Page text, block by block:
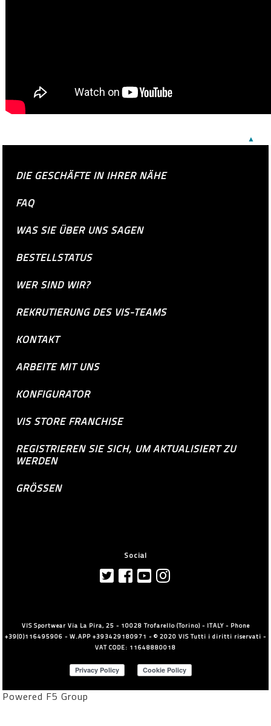
▲
DIE GESCHÄFTE IN IHRER NÄHE
FAQ
WAS SIE ÜBER UNS SAGEN
BESTELLSTATUS
WER SIND WIR?
REKRUTIERUNG DES VIS-TEAMS
KONTAKT
ARBEITE MIT UNS
KONFIGURATOR
VIS STORE FRANCHISE
REGISTRIEREN SIE SICH, UM AKTUALISIERT ZU
WERDEN
GRÖSSEN
Social
VIS Sportwear Via La Pira, 25 - 10028 Trofarello (Torino) - ITALY - Phone
+39(0)116495906 - W.APP +393429180971 - © 2020 VIS Tutti i diritti riservati -
VAT CODE: 11648880018
Powered F5 Group